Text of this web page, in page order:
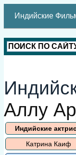
Индийские
Аллу
Индийские
Катрина Каиф